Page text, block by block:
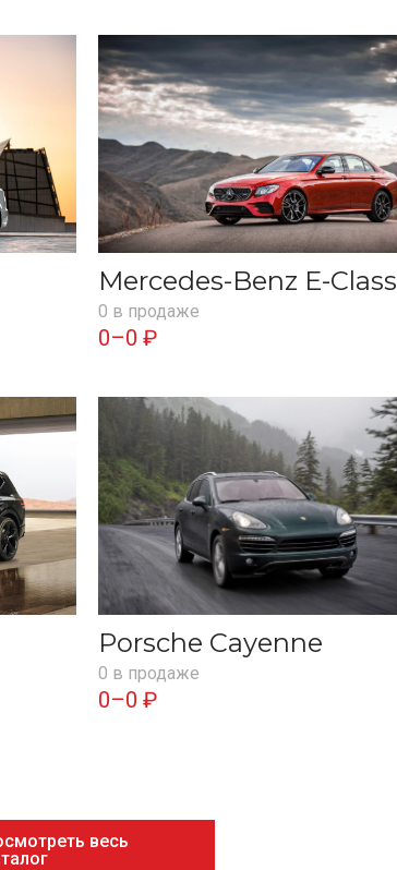
Mercedes-Benz E-Class
0 в продаже
0–0 ₽
Porsche Cayenne
0 в продаже
0–0 ₽
весь